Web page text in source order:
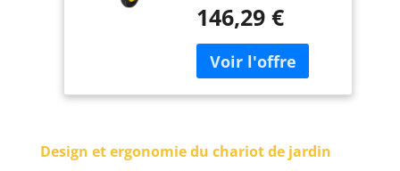
conçu et possède un
Sa charge maximale
peut atteindre 400kg.
Avec ce chariot
pourrez plus rien
146,29 €
Design et ergonomie du chariot de jardin